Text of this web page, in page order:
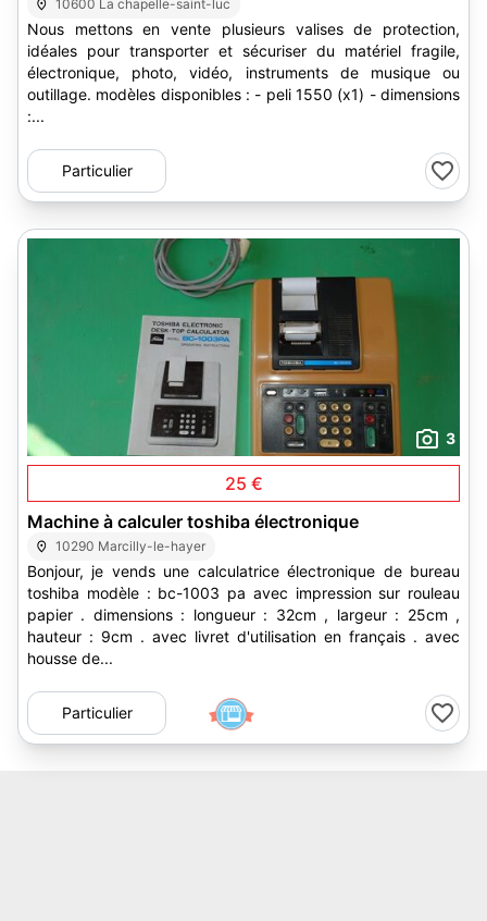
10600 La chapelle-saint-luc
Nous mettons en vente plusieurs valises de protection,
idéales pour transporter et sécuriser du matériel fragile,
électronique, photo, vidéo, instruments de musique ou
outillage. modèles disponibles : - peli 1550 (x1) - dimensions
:...
Particulier
3
25 €
Machine à calculer toshiba électronique
10290 Marcilly-le-hayer
Bonjour, je vends une calculatrice électronique de bureau
toshiba modèle : bc-1003 pa avec impression sur rouleau
papier . dimensions : longueur : 32cm , largeur : 25cm ,
hauteur : 9cm . avec livret d'utilisation en français . avec
housse de...
Particulier